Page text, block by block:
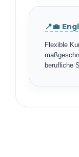
📍💼
Flexible
berufliche